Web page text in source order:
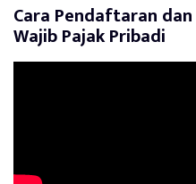
Cara Pendaftaran
Wajib Pajak Pribadi